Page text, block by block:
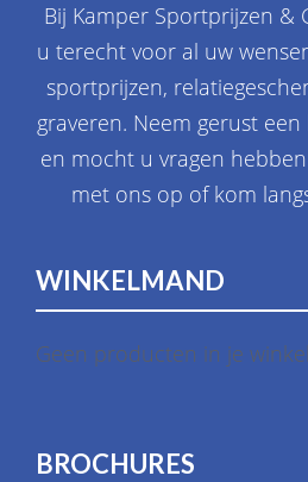
Bij Kamper Sportprijzen &
u terecht voor al uw
sportprijzen,
graveren. Neem gerust
en mocht u vragen
met ons op of kom
WINKELMAND
Geen producten in je
BROCHURES